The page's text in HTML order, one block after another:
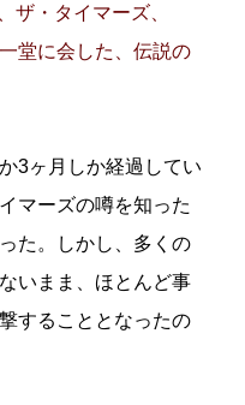
ザ・タイマーズ、
堂に会した、伝説の
3ヶ月しか経過してい
マーズの噂を知った
た。しかし、多くの
いまま、ほとんど事
することとなったの